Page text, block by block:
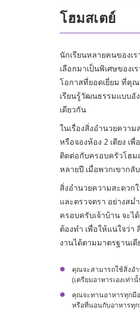
โฮมสเตย์
นักเรียนหลายคนของเ
เลือกมาเป็นพิเศษของ
โอกาสที่ยอดเยี่ยม ที่คุ
เรียนรู้วัฒนธรรมแบบอั
เดียวกัน
ในเรื่องสิ่งอำนวยควา
หรือจองห้อง 2 เตียง เ
ติดต่อกับครอบครัวโฮม
หลายปี เมื่อพวกเขากลั
สิ่งอำนวยความสะดวก
และตรวจตรา อย่างส
ครอบครับเจ้าบ้าน จะไ
ต้องทำ เพื่อให้แน่ใจว่า
งานได้ตามมาตรฐานเดี
คุณจะสามารถใช้สิ่งอ
(เตรียมอาหารเองเท่า
คุณจะทานอาหารทุกมื
หรือที่นอนกับอาหารทุก